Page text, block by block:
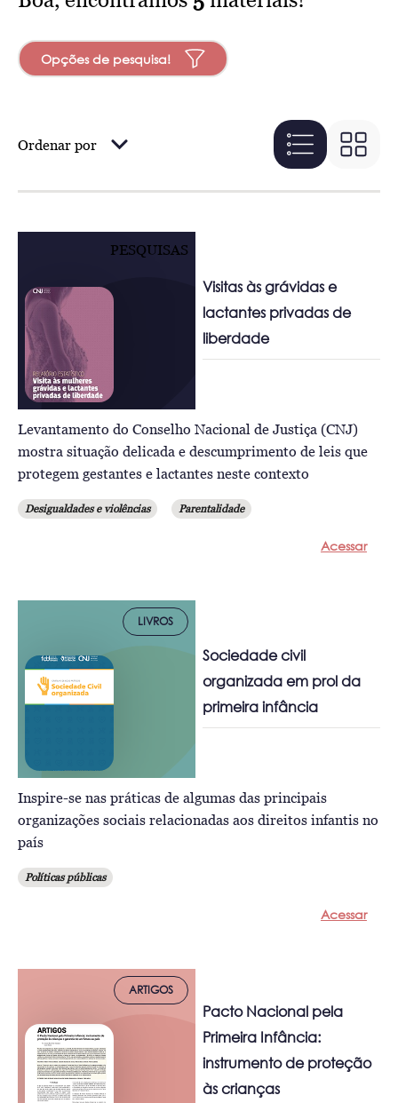
Opções de pesquisa!
Ordenar por
PESQUISAS
Visitas às grávidas e
lactantes privadas de
liberdade
Levantamento do Conselho Nacional de Justiça (CNJ)
mostra situação delicada e descumprimento de leis que
protegem gestantes e lactantes neste contexto
Desigualdades e violências Parentalidade
Acessar
LIVROS
Sociedade civil
organizada em prol da
primeira infância
Inspire-se nas práticas de algumas das principais
organizações sociais relacionadas aos direitos infantis no
país
Políticas públicas
Acessar
ARTIGOS
Pacto Nacional pela
Primeira Infância:
instrumento de proteção
às crianças